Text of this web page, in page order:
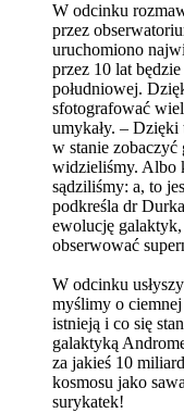
W odcinku
przez
uruchomiono
przez 10 lat
południowej.
sfotografować
umykały. – Dzięki
w stanie
widzieliśmy. Albo
sądziliśmy: a, to
podkreśla dr
ewolucję
obserwować
W odcinku
myślimy o
istnieją i co się
galaktyką
za jakieś 10
kosmosu jako
surykatek!